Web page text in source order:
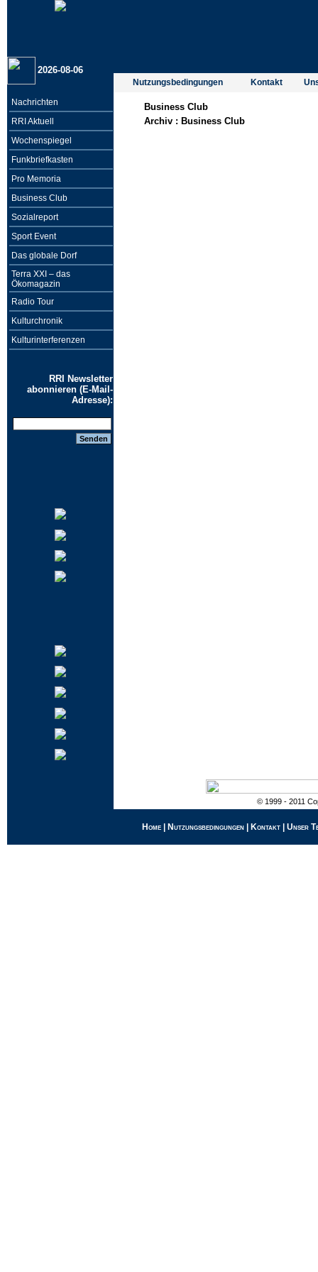
2026-08-06
Nutzungsbedingungen Kontakt
Nachrichten
RRI Aktuell
Wochenspiegel
Funkbriefkasten
Pro Memoria
Business Club
Sozialreport
Sport Event
Das globale Dorf
Terra XXI – das
Ökomagazin
Radio Tour
Kulturchronik
Kulturinterferenzen
RRI Newsletter
abonnieren (E-Mail-
Adresse):
Business Club
Archiv : Business Club
© 1999 - 2011
Home Nutzungsbedingungen Kontakt Unser